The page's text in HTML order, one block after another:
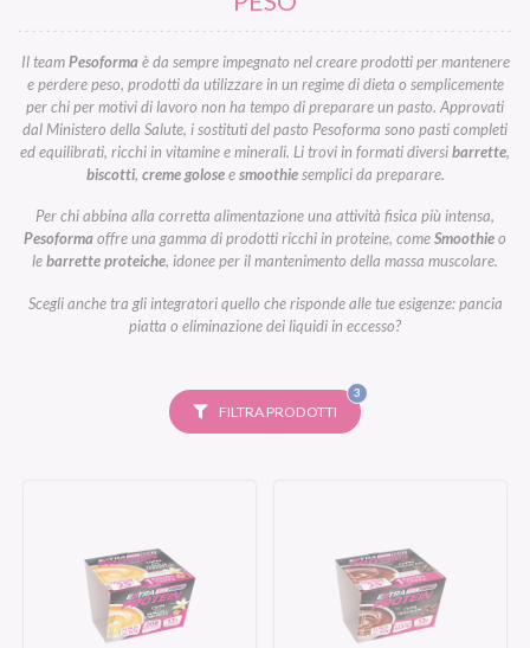
Il teamPesoformaè da sempre impegnato nel creare prodotti per mantenere
e perdere peso, prodotti da utilizzare in un regime di dieta o semplicemente
per chi per motivi di lavoro non ha tempo di preparare un pasto. Approvati
dal Ministero della Salute, i sostituti del pasto Pesoforma sono pasti completi
ed equilibrati, ricchi in vitamine e minerali. Li trovi in formati diversibarrette,
biscotti, creme goloseesmoothiesemplici da preparare.
Per chi abbina alla corretta alimentazione una attività fisica più intensa,
Pesoformaoffre una gamma di prodotti ricchi in proteine, comeSmoothieo
lebarrette proteiche, idonee per il mantenimento della massa muscolare.
Scegli anche tra gli integratori quello che risponde alle tue esigenze: pancia
piatta o eliminazione dei liquidi in eccesso?
FILTRA PRODOTTI
3FILTRI
SELEZIONATI